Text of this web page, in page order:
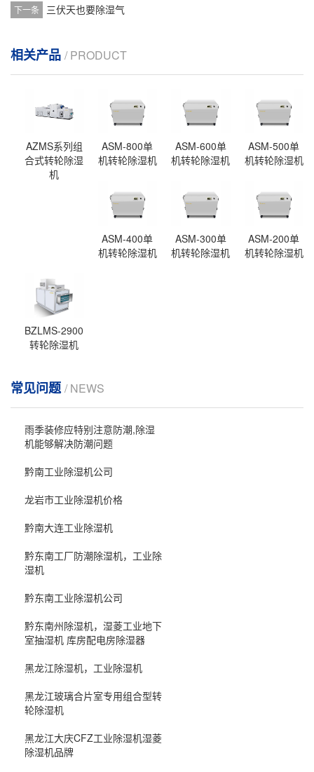
下一条 三伏天也要除湿气
相关产品 / PRODUCT
AZMS系列组
合式转轮除湿
机
ASM-800单
机转轮除湿机
ASM-600单
机转轮除湿机
ASM-500单
机转轮除湿机
ASM-400单
机转轮除湿机
ASM-300单
机转轮除湿机
ASM-200单
机转轮除湿机
BZLMS-2900
转轮除湿机
常见问题/ NEWS
雨季装修应特别注意防潮,除湿
机能够解决防潮问题
黔南工业除湿机公司
龙岩市工业除湿机价格
黔南大连工业除湿机
黔东南工厂防潮除湿机，工业除
湿机
黔东南工业除湿机公司
黔东南州除湿机，湿菱工业地下
室抽湿机 库房配电房除湿器
黑龙江除湿机，工业除湿机
黑龙江玻璃合片室专用组合型转
轮除湿机
黑龙江大庆CFZ工业除湿机湿菱
除湿机品牌